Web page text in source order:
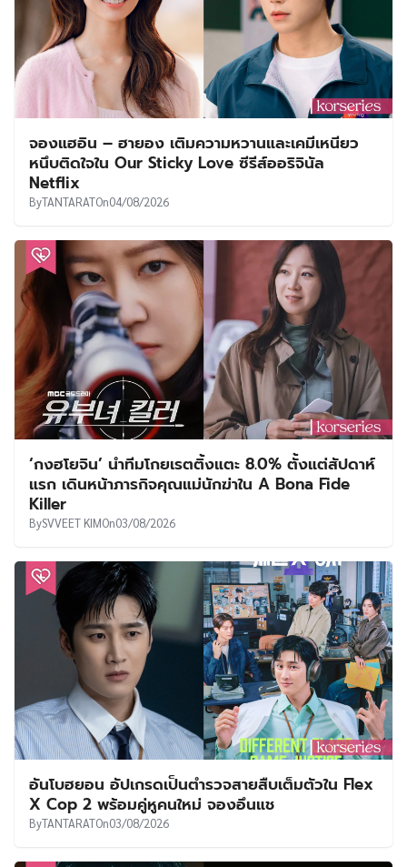
จองแฮอิน – ฮายอง เติมความหวานและเคมีเหนียว
หนึบติดใจใน Our Sticky Love ซีรีส์ออริจินัล
Netflix
ByTANTARATOn04/08/2026
‘กงฮโยจิน’ นำทีมโกยเรตติ้งแตะ 8.0% ตั้งแต่สัปดาห์
แรก เดินหน้าภารกิจคุณแม่นักฆ่าใน A Bona Fide
Killer
BySVVEET KIMOn03/08/2026
อันโบฮยอน อัปเกรดเป็นตำรวจสายสืบเต็มตัวใน Flex
X Cop 2 พร้อมคู่หูคนใหม่ จองอึนแช
ByTANTARATOn03/08/2026